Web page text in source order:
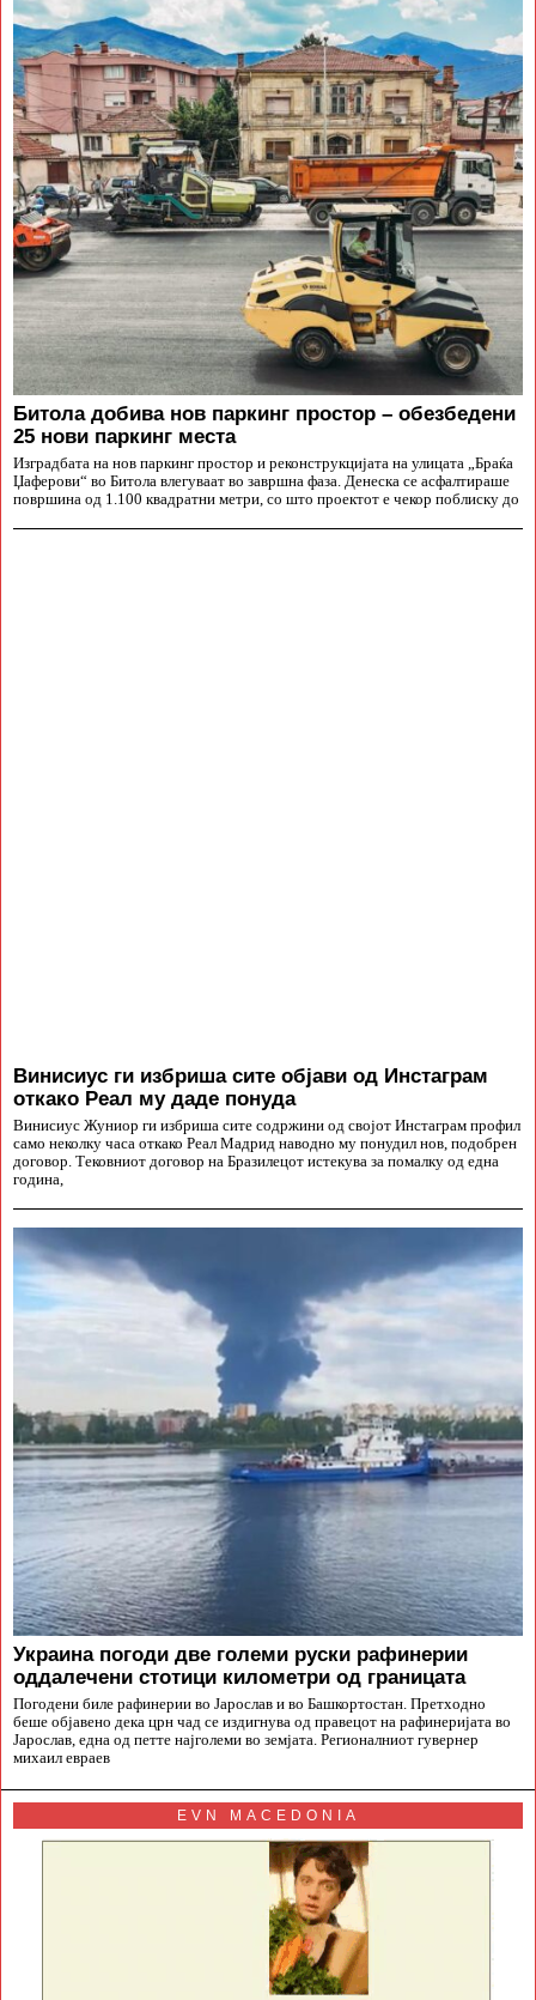
Битола добива нов паркинг простор – обезбедени
25 нови паркинг места
Изградбата на нов паркинг простор и реконструкцијата на улицата „Браќа
Џаферови“ во Битола влегуваат во завршна фаза. Денеска се асфалтираше
површина од 1.100 квадратни метри, со што проектот е чекор поблиску до
Винисиус ги избриша сите објави од Инстаграм
откако Реал му даде понуда
Винисиус Жуниор ги избриша сите содржини од својот Инстаграм профил
само неколку часа откако Реал Мадрид наводно му понудил нов, подобрен
договор. Тековниот договор на Бразилецот истекува за помалку од една
година,
Украина погоди две големи руски рафинерии
оддалечени стотици километри од границата
Погодени биле рафинерии во Јарослав и во Башкортостан. Претходно
беше објавено дека црн чад се издигнува од правецот на рафинеријата во
Јарослав, една од петте најголеми во земјата. Регионалниот гувернер
михаил евраев
EVN MACEDONIA